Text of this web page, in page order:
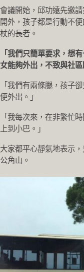
會議開始，邱功遠先邀
開外，孩子都是行動不
杖的長者。
「我們只簡單要求，想
女能夠外出，不致與社區
「我們有兩條腿，孩子
便外出。」
「我每次來，在非繁忙
上到小巴。」
大家都平心靜氣地表示
公角山。